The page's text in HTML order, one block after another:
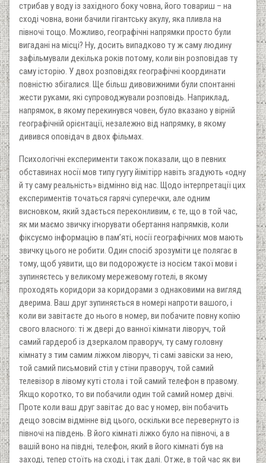
стрибав у воду із західного боку човна, його товариш – на
сході човна, вони бачили гігантську акулу, яка пливла на
півночі тощо. Можливо, географічні напрямки просто були
вигадані на місці? Ну, досить випадково ту ж саму людину
зафільмували декілька років потому, коли він розповідав ту
саму історію. У двох розповідях географічні координати
повністю збігалися. Ще більш дивовижними були спонтанні
жести руками, які супроводжували розповідь. Наприклад,
напрямок, в якому перекинувся човен, було вказано у вірній
географічній орієнтації, незалежно від напрямку, в якому
дивився оповідач в двох фільмах.
Психологічні експерименти також показали, що в певних
обставинах носії мов типу гуугу йімітірр навіть згадують «одну
й ту саму реальність» відмінно від нас. Щодо інтерпретації цих
експериментів точаться гарячі суперечки, але одним
висновком, який здається переконливим, є те, що в той час,
як ми маємо звичку ігнорувати обертання напрямків, коли
фіксуємо інформацію в пам’яті, носії географічних мов мають
звичку цього не робити. Один спосіб зрозуміти це полягає в
тому, щоб уявити, що ви подорожуєте із носієм такої мови і
зупиняєтесь у великому мережевому готелі, в якому
проходять коридори за коридорами з однаковими на вигляд
дверима. Ваш друг зупиняється в номері напроти вашого, і
коли ви завітаєте до нього в номер, ви побачите повну копію
свого власного: ті ж двері до ванної кімнати ліворуч, той
самий гардероб із дзеркалом праворуч, ту саму головну
кімнату з тим самим ліжком ліворуч, ті самі завіски за нею,
той самий письмовий стіл у стіни праворуч, той самий
телевізор в лівому куті стола і той самий телефон в правому.
Якщо коротко, то ви побачили один той самий номер двічі.
Проте коли ваш друг завітає до вас у номер, він побачить
дещо зовсім відмінне від цього, оскільки все перевернуто із
півночі на південь. В його кімнаті ліжко було на півночі, а в
вашій воно на півдні, телефон, який в його кімнаті був на
заході, тепер стоїть на сході, і так далі. Отже, в той час як ви